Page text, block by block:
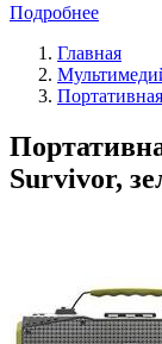
Подробнее
Главная
Survivor,